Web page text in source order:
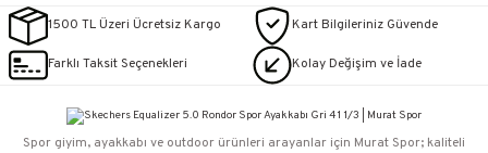
1500 TL Üzeri Ücretsiz Kargo Kart Bilgileriniz Güvende
Farklı Taksit Seçenekleri Kolay Değişim ve İade
Spor giyim, ayakkabı ve outdoor ürünleri arayanlar için Murat Spor; kaliteli